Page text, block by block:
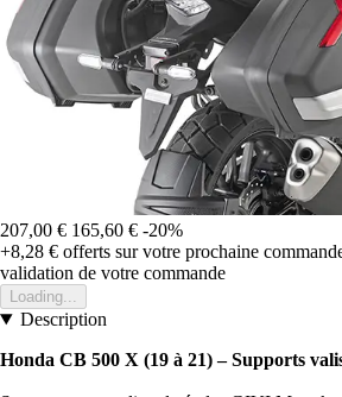
207,00 € 165,60 € -20%
+8,28 € offerts sur votre prochaine
validation de votre commande
Loading...
Description
Honda CB 500 X (19 à 21) – Supports